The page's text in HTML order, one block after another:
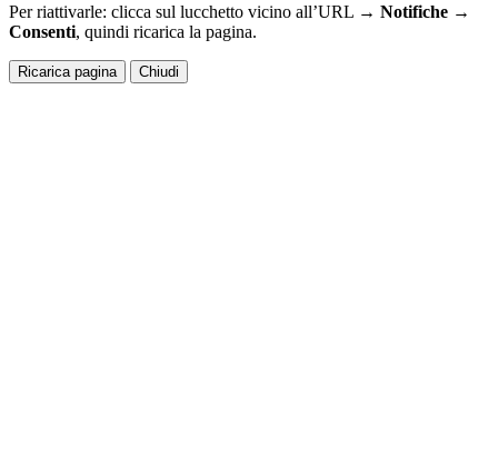
Per riattivarle: clicca sul lucchetto vicino all’URL → Notifiche →
Consenti, quindi ricarica la pagina.
Ricarica pagina Chiudi